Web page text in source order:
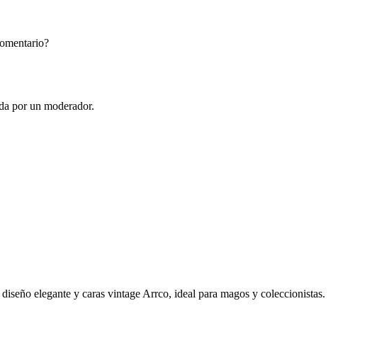
por un moderador.
elegante y caras vintage Arrco, ideal para magos y coleccionistas.